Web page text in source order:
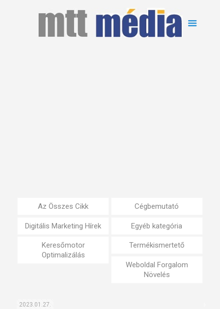
Az Összes Cikk Cégbemutató
Digitális Marketing Hírek Egyéb kategória
Keresőmotor
Optimalizálás
Termékismertető
Weboldal Forgalom
Növelés
2023.01.27.